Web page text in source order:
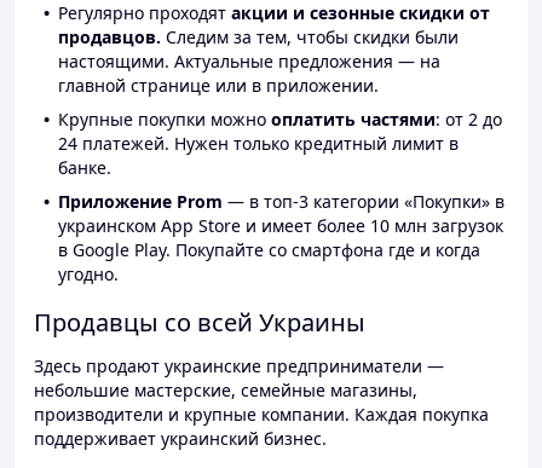
Регулярно проходят акции и сезонные скидки от
продавцов. Следим за тем, чтобы скидки были
настоящими. Актуальные предложения — на
главной странице или в приложении.
Крупные покупки можно оплатить частями: от 2 до
24 платежей. Нужен только кредитный лимит в
банке.
Приложение Prom — в топ-3 категории «Покупки» в
украинском App Store и имеет более 10 млн загрузок
в Google Play. Покупайте со смартфона где и когда
угодно.
Продавцы со всей Украины
Здесь продают украинские предприниматели —
небольшие мастерские, семейные магазины,
производители и крупные компании. Каждая покупка
поддерживает украинский бизнес.